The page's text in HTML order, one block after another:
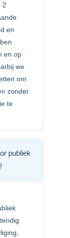
2
en
en op
we
om
zonder
te
publiek